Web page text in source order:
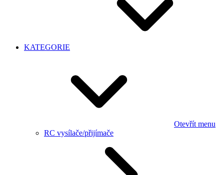
KATEGORIE
Otevřít menu
RC vysílače/přijímače